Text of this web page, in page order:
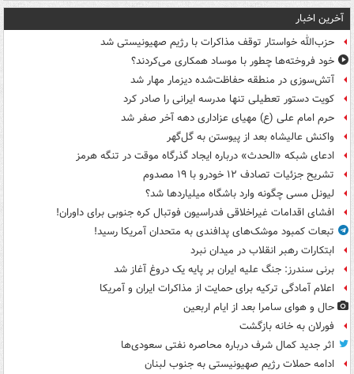
آخرین اخبار
حزب‌الله خواستار توقف مذاکرات با رژیم صهیونیستی شد
خود فروخته‌ها چطور با موساد همکاری می‌کردند؟
آتش‌سوزی در منطقه حفاظت‌شده دیزمار مهار شد
کویت دستور تعطیلی تنها مدرسه ایرانی را صادر کرد
حرم امام علی (ع) مهیای عزاداری دهه آخر صفر شد
واکنش عالیشاه بعد از پیوستن به گل‌گهر
ادعای شبکه «الحدث» درباره ایجاد گذرگاه موقت در تنگه هرمز
تشریح جزئیات تصادف ۱۲ خودرو با ۱۹ مصدوم
لیونل مسی چگونه وارد باشگاه میلیاردها شد؟
افشای اقدامات غیراخلاقی فدراسیون فوتبال کره جنوبی برای داوران!
تبعات کمبود موشک‌های پدافندی به متحدان آمریکا رسید!
ابتکارات رهبر انقلاب در میدان نبرد
برنی سندرز: جنگ علیه ایران بر پایه یک دروغ آغاز شد
اعلام آمادگی ترکیه برای حمایت از مذاکرات ایران و آمریکا
حال و هوای سامرا بعد از ایام اربعین
فورلان به خانه بازگشت
اثر جدید کمال شرف درباره محاصره نفتی سعودی‌ها
ادامه حملات رژیم صهیونیستی به جنوب لبنان